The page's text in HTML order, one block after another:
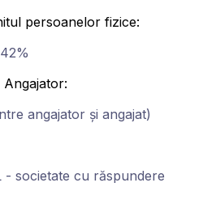
persoanelor fizice:
Angajator:
angajator și angajat)
societate cu răspundere